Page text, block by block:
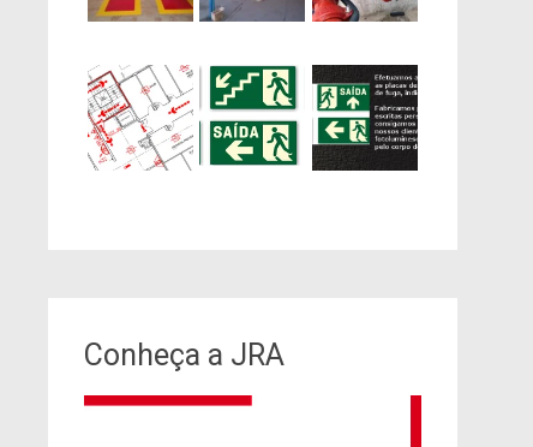
Conheça a JRA
Tocador